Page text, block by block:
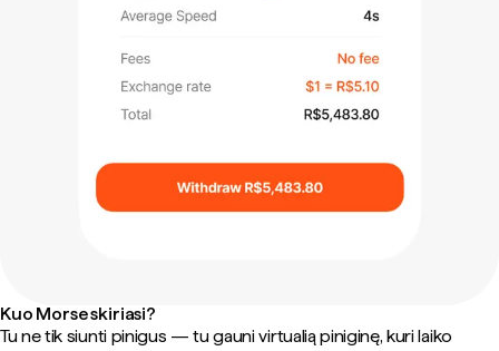
Kuo Morse skiriasi?
Tu ne tik siunti pinigus — tu gauni virtualią piniginę, kuri laiko